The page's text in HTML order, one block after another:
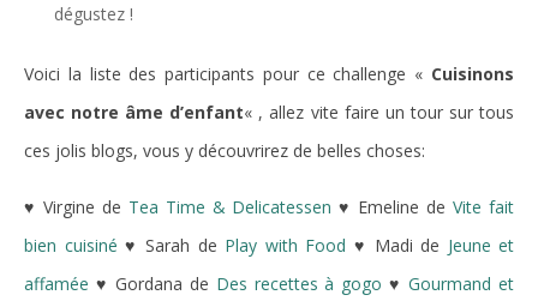
dégustez !
Voici la liste des participants pour ce challenge « Cuisinons
avec notre âme d’enfant« , allez vite faire un tour sur tous
ces jolis blogs, vous y découvrirez de belles choses:
♥ Virgine de Tea Time & Delicatessen ♥ Emeline deVite fait
bien cuisiné ♥ Sarah de Play with Food ♥ Madi de Jeune et
affamée ♥ Gordana de Des recettes à gogo ♥Gourmand et